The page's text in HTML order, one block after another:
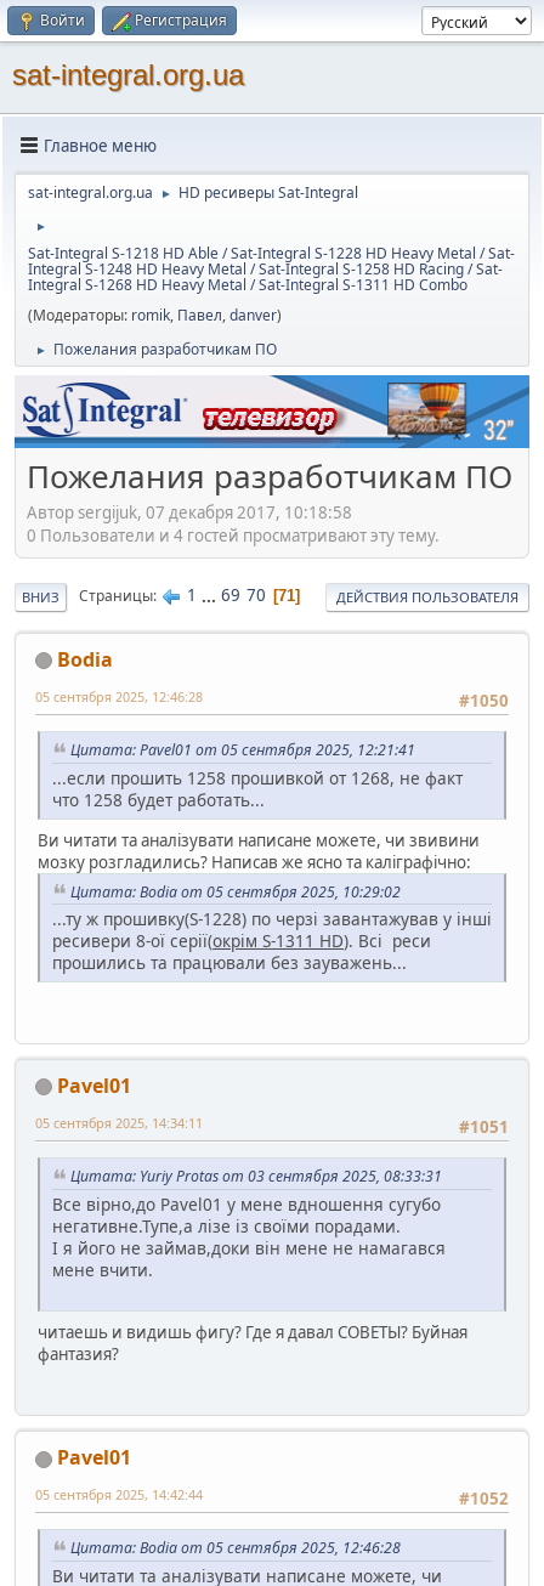
Войти Регистрация
sat-integral.org.ua
Главное меню
sat-integral.org.ua ► HD ресиверы Sat-Integral
►
Sat-Integral S-1218 HD Able / Sat-Integral S-1228 HD Heavy Metal / Sat-
Integral S-1248 HD Heavy Metal / Sat-Integral S-1258 HD Racing / Sat-
Integral S-1268 HD Heavy Metal / Sat-Integral S-1311 HD Combo
(Модераторы: romik, Павел,danver)
► Пожелания разработчикам ПО
Пожелания разработчикам ПО
Автор sergijuk, 07 декабря 2017, 10:18:58
0 Пользователи и 4 гостей просматривают эту тему.
ВНИЗ Страницы 1 ... 69 70 71 ДЕЙСТВИЯ ПОЛЬЗОВАТЕЛЯ
Bodia
#1050
05 сентября 2025, 12:46:28
Цитата: Pavel01 от 05 сентября 2025, 12:21:41
...если прошить 1258 прошивкой от 1268, не факт
что 1258 будет работать...
Ви читати та аналізувати написане можете, чи звивини
мозку розгладились? Написав же ясно та каліграфічно:
Цитата: Bodia от 05 сентября 2025, 10:29:02
...ту ж прошивку(S-1228) по черзі завантажував у інші
ресивери 8-ої серії(окрім S-1311 HD). Всі реси
прошились та працювали без зауважень...
Pavel01
#1051
05 сентября 2025, 14:34:11
Цитата: Yuriy Protas от 03 сентября 2025, 08:33:31
Все вірно,до Pavel01 у мене вдношення сугубо
негативне.Тупе,а лізе із своїми порадами.
І я його не займав,доки він мене не намагався
мене вчити.
читаешь и видишь фигу? Где я давал СОВЕТЫ? Буйная
фантазия?
Pavel01
#1052
05 сентября 2025, 14:42:44
Цитата: Bodia от 05 сентября 2025, 12:46:28
Ви читати та аналізувати написане можете, чи